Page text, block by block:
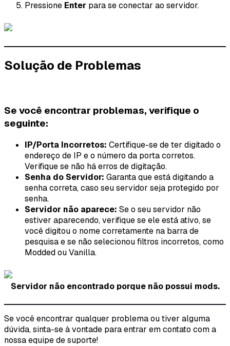
Pressione Enter para se conectar ao servidor.
Solução de Problemas
Se você encontrar problemas, verifique o
seguinte:
IP/Porta Incorretos: Certifique-se de ter digitado o
endereço de IP e o número da porta corretos.
Verifique se não há erros de digitação.
Senha do Servidor: Garanta que está digitando a
senha correta, caso seu servidor seja protegido por
senha.
Servidor não aparece: Se o seu servidor não
estiver aparecendo, verifique se ele está ativo, se
você digitou o nome corretamente na barra de
pesquisa e se não selecionou filtros incorretos, como
Modded ou Vanilla.
Servidor não encontrado porque não possui mods.
Se você encontrar qualquer problema ou tiver alguma
dúvida, sinta-se à vontade para entrar em contato com a
nossa equipe de suporte!